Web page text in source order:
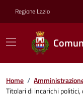
Regione Lazio
Home /
Titolari di incarichi politici,